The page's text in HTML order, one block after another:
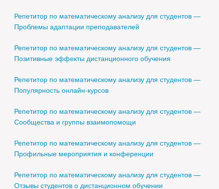
Репетитор по математическому анализу для студентов —
Проблемы адаптации преподавателей
Репетитор по математическому анализу для студентов —
Позитивные эффекты дистанционного обучения
Репетитор по математическому анализу для студентов —
Популярность онлайн-курсов
Репетитор по математическому анализу для студентов —
Сообщества и группы взаимопомощи
Репетитор по математическому анализу для студентов —
Профильные мероприятия и конференции
Репетитор по математическому анализу для студентов —
Отзывы студентов о дистанционном обучении